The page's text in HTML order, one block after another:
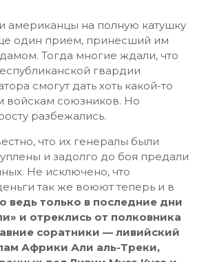
американцы на полную катушку
один прием, принесший им
Тогда многие ждали, что
гвардии
смогут дать хоть какой-то
войскам союзников. Но
разбежались.
что их генералы были
и задолго до боя предали
Не исключено, что
так же воюют теперь и в
ведь только в последние дни
и отреклись от полковника
соратники — ливийский
Африки Али аль-Треки,